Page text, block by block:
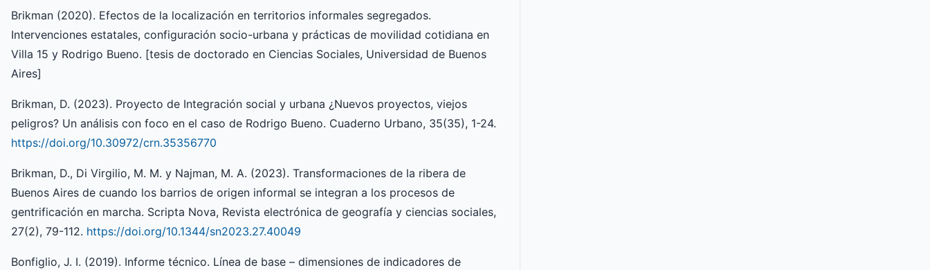
Brikman (2020). Efectos de la localización en territorios informales segregados.
Intervenciones estatales, configuración socio-urbana y prácticas de movilidad cotidiana en
Villa 15 y Rodrigo Bueno. [tesis de doctorado en Ciencias Sociales, Universidad de Buenos
Aires]
Brikman, D. (2023). Proyecto de Integración social y urbana ¿Nuevos proyectos, viejos
peligros? Un análisis con foco en el caso de Rodrigo Bueno. Cuaderno Urbano, 35(35), 1-24.
https://doi.org/10.30972/crn.35356770
Brikman, D., Di Virgilio, M. M. y Najman, M. A. (2023). Transformaciones de la ribera de
Buenos Aires de cuando los barrios de origen informal se integran a los procesos de
gentrificación en marcha. Scripta Nova, Revista electrónica de geografía y ciencias sociales,
27(2), 79-112. https://doi.org/10.1344/sn2023.27.40049
Bonfiglio, J. I. (2019). Informe técnico. Línea de base – dimensiones de indicadores de